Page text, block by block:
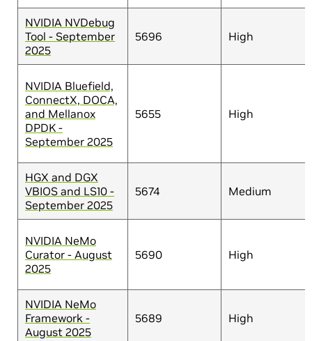
NVIDIA NVDebug
Tool - September
2025
5696 High
NVIDIA Bluefield,
ConnectX, DOCA,
and Mellanox
DPDK -
September 2025
5655 High
HGX and DGX
VBIOS and LS10 -
September 2025
5674 Medium
NVIDIA NeMo
Curator - August
2025
5690 High
NVIDIA NeMo
Framework -
August 2025
5689 High